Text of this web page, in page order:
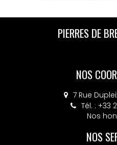
PIERRES DE
NOS
7 Rue
Tél. : +33
Nos
NOS